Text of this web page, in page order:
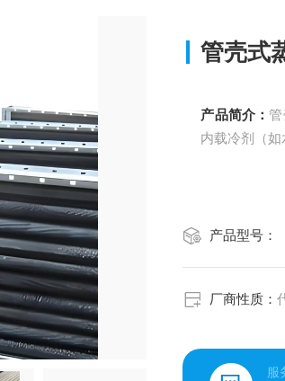
管壳式
产品简介：
内载冷剂（如
产品型号：
厂商性质：
服